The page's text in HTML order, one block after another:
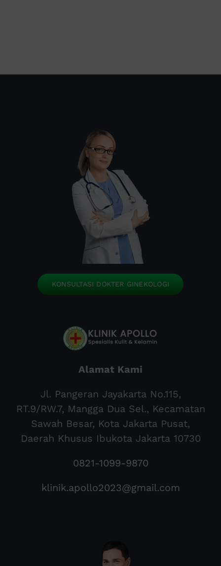
KONSULTASI DOKTER GINEKOLOGI
Alamat Kami
Jl. Pangeran Jayakarta No.115,
RT.9/RW.7, Mangga Dua Sel., Kecamatan
Sawah Besar, Kota Jakarta Pusat,
Daerah Khusus Ibukota Jakarta 10730
0821-1099-9870
klinik.apollo2023@gmail.com